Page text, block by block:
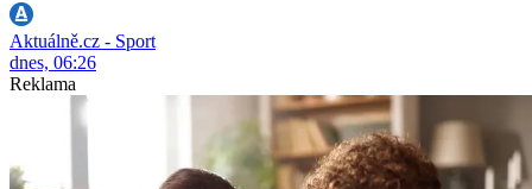
Aktuálně.cz - Sport
dnes, 06:26
Reklama